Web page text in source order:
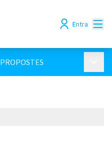
Entra
PROPOSTES